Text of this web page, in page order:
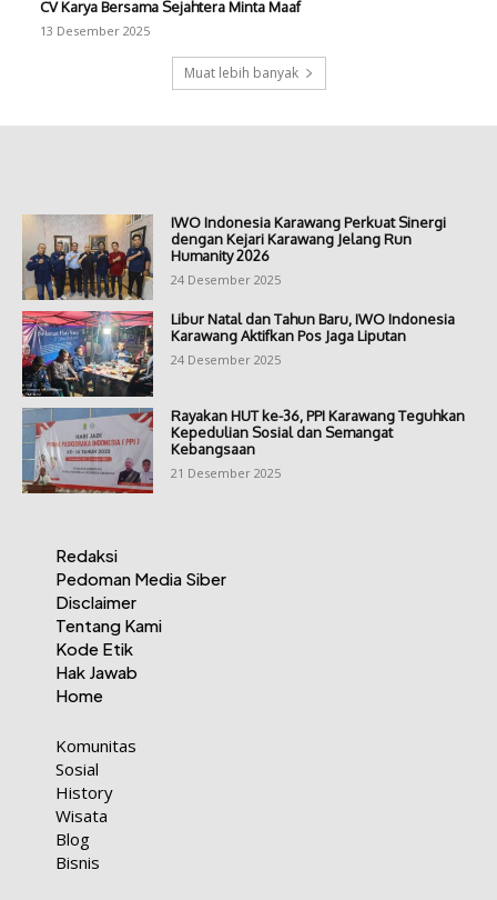
CV Karya Bersama Sejahtera Minta Maaf
13 Desember 2025
Muat lebih banyak
IWO Indonesia Karawang Perkuat Sinergi
dengan Kejari Karawang Jelang Run
Humanity 2026
24 Desember 2025
Libur Natal dan Tahun Baru, IWO Indonesia
Karawang Aktifkan Pos Jaga Liputan
24 Desember 2025
Rayakan HUT ke-36, PPI Karawang Teguhkan
Kepedulian Sosial dan Semangat
Kebangsaan
21 Desember 2025
Redaksi
Pedoman Media Siber
Disclaimer
Tentang Kami
Kode Etik
Hak Jawab
Home
Komunitas
Sosial
History
Wisata
Blog
Bisnis